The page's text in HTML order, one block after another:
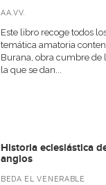
AA.VV.
Este libro recoge todos
temática amatoria
Burana, obra cumbre de
la que se dan...
Historia eclesiástica
anglos
BEDA EL VENERABLE